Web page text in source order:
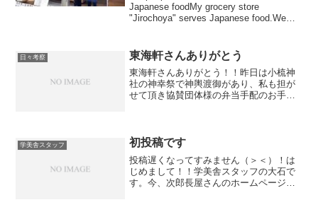
Japanese foodMy grocery store
"Jirochoya" serves Japanese food.We
日々考察 東海軒さんありがとう
東海軒さんありがとう！！昨日は小梳神
社の神幸祭で神輿渡御があり、私も担が
せて頂き協賛団体様の弁当手配のお手伝
宮入りと氏子の担ぎ手が...
学美舎スタッフ 初投稿です
投稿遅くなってすみません（＞＜）！は
じめまして！！学美舎スタッフの大石で
す。今、次郎長屋さんのホームページを